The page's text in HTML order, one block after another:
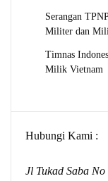
Serangan
Militer dan
Timnas
Milik Vietnam
Hubungi Kami :
Jl Tukad Saba